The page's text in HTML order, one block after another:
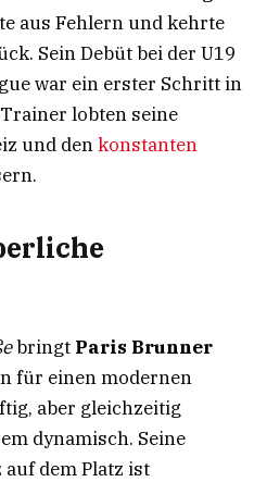
aus Fehlern und kehrte
Sein Debüt bei der U19
war ein erster Schritt in
lobten seine
und denkonstanten
bringt Paris Brunner
für einen modernen
aber gleichzeitig
dynamisch. Seine
auf dem Platz ist